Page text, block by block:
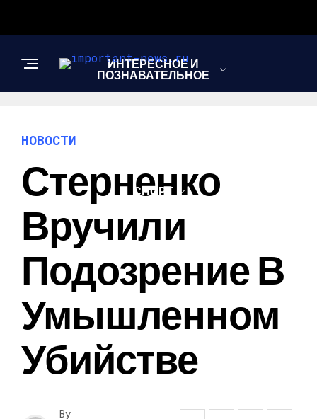
ИНТЕРЕСНОЕ И
ПОЗНАВАТЕЛЬНОЕ
СПОРТ
НОВОСТИ
Стерненко
Вручили
Подозрение В
Умышленном
Убийстве
By